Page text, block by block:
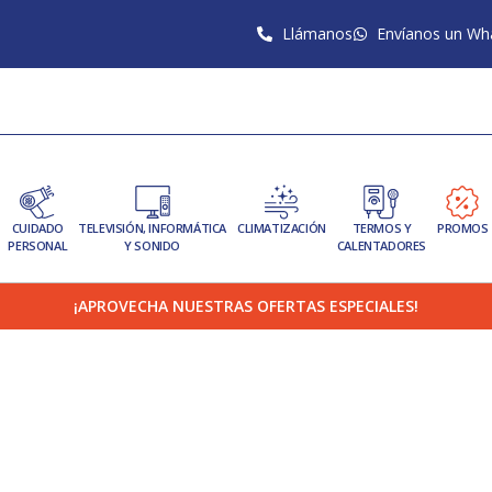
Llámanos Envíanos un
CUIDADO
PERSONAL
TELEVISIÓN, INFORMÁTICA
Y SONIDO
CLIMATIZACIÓN
TERMOS Y
CALENTADORES
PROMOS
¡APROVECHA NUESTRAS OFERTAS ESPECIALES!